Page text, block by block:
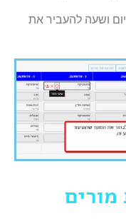
ושעה להעביר את